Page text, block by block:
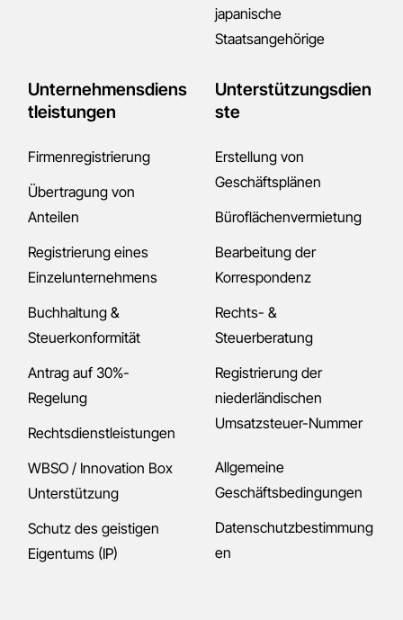
japanische
Staatsangehörige
Unternehmensdiens
tleistungen
Firmenregistrierung
Übertragung von
Anteilen
Registrierung eines
Einzelunternehmens
Buchhaltung &
Steuerkonformität
Antrag auf 30%-
Regelung
Rechtsdienstleistungen
WBSO / Innovation Box
Unterstützung
Schutz des geistigen
Eigentums (IP)
Unterstützungsdien
ste
Erstellung von
Geschäftsplänen
Büroflächenvermietung
Bearbeitung der
Korrespondenz
Rechts- &
Steuerberatung
Registrierung der
niederländischen
Umsatzsteuer-Nummer
Allgemeine
Geschäftsbedingungen
Datenschutzbestimmung
en